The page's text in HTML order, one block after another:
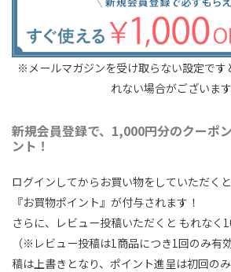
※メールマガジンを受け取らない設定です
れない場合がございます
新規会員登録で、1,000円分のクーポ
ント！
ログインしてからお買い物をしていただく
『お買物ポイント』が付与されます！
さらに、レビュー投稿いただくと もれなく
（※レビュー投稿は1商品につき1回のみ有
稿は上書きとなり、ポイント進呈は初回のみ